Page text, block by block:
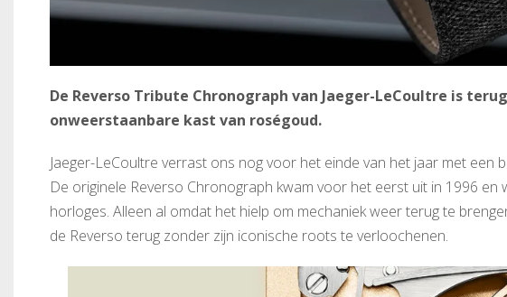
De Reverso Tribute Chronograph van Jaeger-LeCoultre is
onweerstaanbare kast van roségoud.
Jaeger-LeCoultre verrast ons nog voor het einde van het jaar met een
De originele Reverso Chronograph kwam voor het eerst uit in 1996
horloges. Alleen al omdat het hielp om mechaniek weer terug te
de Reverso terug zonder zijn iconische roots te verloochenen.